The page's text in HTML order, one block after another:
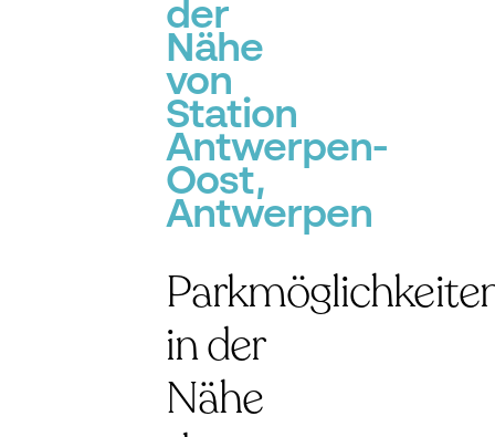
der
Nähe
von
Station
Antwerpen-
Oost,
Antwerpen
in der
Nähe